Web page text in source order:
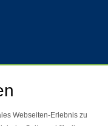
Webseiten-Erlebnis zu